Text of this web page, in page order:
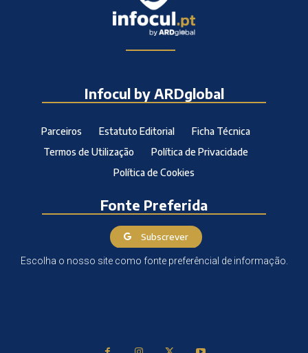
Infocul by ARDglobal
Parceiros Estatuto Editorial
Ficha Técnica
Termos de Utilização
Política de Privacidade
Política de Cookies
Fonte Preferida
Subscrever
Escolha o nosso site como fonte preferêncial de informação.